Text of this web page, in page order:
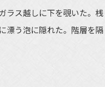
ラス越しに下を覗いた。桟
漂う泡に隠れた。階層を隔